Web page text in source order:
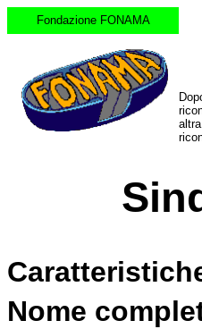
Fondazione FONAMA
Nome